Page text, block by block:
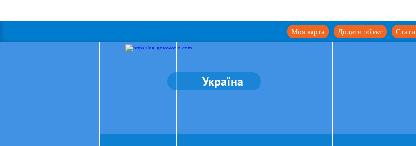
Стати
Додати об'єкт
Моя карта
Україна